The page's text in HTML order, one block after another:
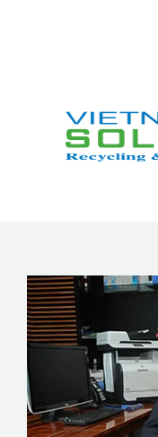
ABOUT
GREEN SOLUTIONS
NEWS & EVENTS
CONTACT